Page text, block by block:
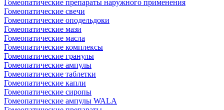
Гомеопатические препараты наружного применения
Гомеопатические свечи
Гомеопатические оподельдоки
Гомеопатические мази
Гомеопатические масла
Гомеопатические комплексы
Гомеопатические гранулы
Гомеопатические ампулы
Гомеопатические таблетки
Гомеопатические капли
Гомеопатические сиропы
Гомеопатические ампулы WALA